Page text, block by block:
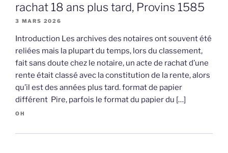
rachat 18 ans plus tard, Provins 1585
3 MARS 2026
Introduction Les archives des notaires ont souvent été
reliées mais la plupart du temps, lors du classement,
fait sans doute chez le notaire, un acte de rachat d’une
rente était classé avec la constitution de la rente, alors
qu’il est des années plus tard. format de papier
différent Pire, parfois le format du papier du […]
OH